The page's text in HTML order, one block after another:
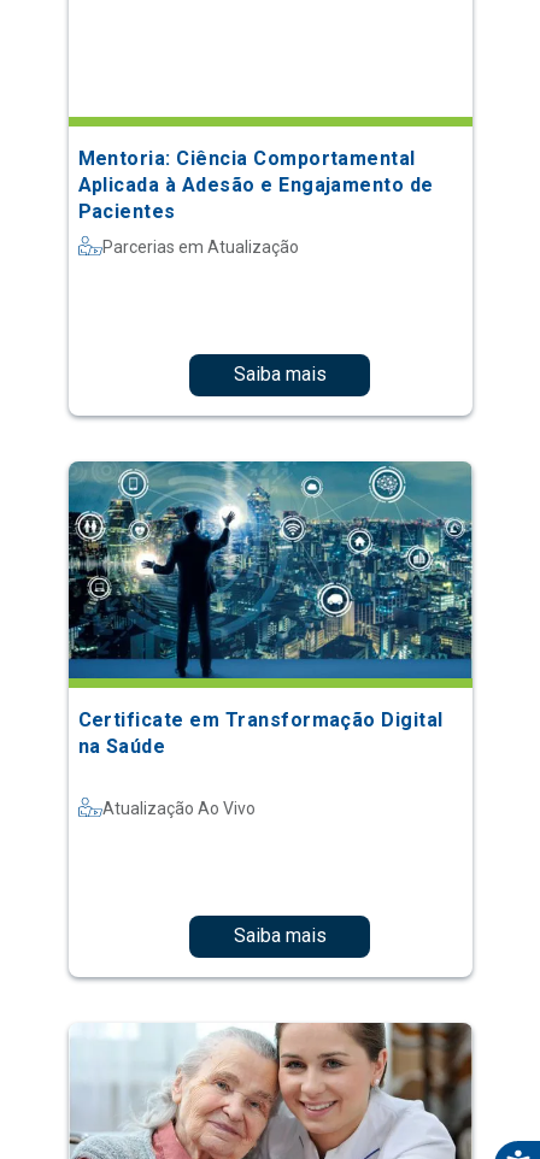
Mentoria: Ciência Comportamental
Aplicada à Adesão e Engajamento de
Pacientes
Parcerias em Atualização
Saiba mais
Certificate em Transformação Digital
na Saúde
Atualização Ao Vivo
Saiba mais